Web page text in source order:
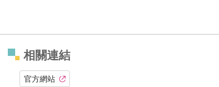
相關連結
官方網站